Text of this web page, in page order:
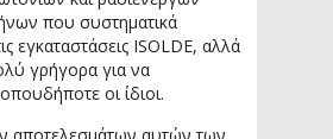
που συστηματικά
εγκαταστάσεις ISOLDE, αλλά
γρήγορα για να
οι ίδιοι.